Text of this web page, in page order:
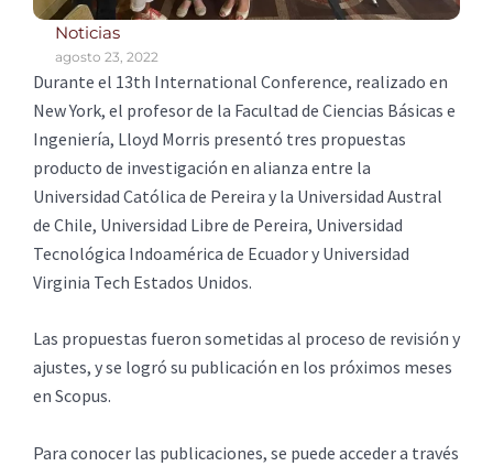
Noticias
agosto 23, 2022
Durante el 13th International Conference, realizado en
New York, el profesor de la Facultad de Ciencias Básicas e
Ingeniería, Lloyd Morris presentó tres propuestas
producto de investigación en alianza entre la
Universidad Católica de Pereira y la Universidad Austral
de Chile, Universidad Libre de Pereira, Universidad
Tecnológica Indoamérica de Ecuador y Universidad
Virginia Tech Estados Unidos.
Las propuestas fueron sometidas al proceso de revisión y
ajustes, y se logró su publicación en los próximos meses
en Scopus.
Para conocer las publicaciones, se puede acceder a través